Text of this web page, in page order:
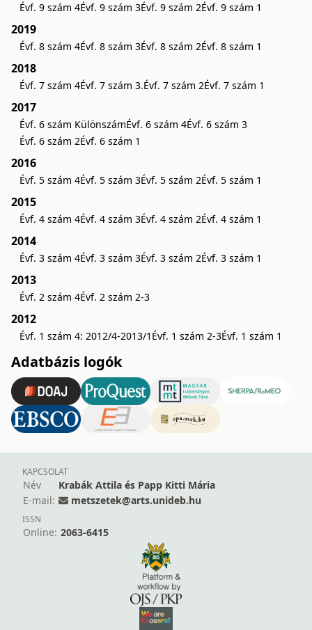
Évf. 9 szám 4Évf. 9 szám 3Évf. 9 szám 2Évf. 9 szám 1
2019
Évf. 8 szám 4Évf. 8 szám 3Évf. 8 szám 2Évf. 8 szám 1
2018
Évf. 7 szám 4Évf. 7 szám 3.Évf. 7 szám 2Évf. 7 szám 1
2017
Évf. 6 szám KülönszámÉvf. 6 szám 4Évf. 6 szám 3
Évf. 6 szám 2Évf. 6 szám 1
2016
Évf. 5 szám 4Évf. 5 szám 3Évf. 5 szám 2Évf. 5 szám 1
2015
Évf. 4 szám 4Évf. 4 szám 3Évf. 4 szám 2Évf. 4 szám 1
2014
Évf. 3 szám 4Évf. 3 szám 3Évf. 3 szám 2Évf. 3 szám 1
2013
Évf. 2 szám 4Évf. 2 szám 2-3
2012
Évf. 1 szám 4: 2012/4-2013/1 Évf. 1 szám 2-3Évf. 1 szám 1
Adatbázis logók
KAPCSOLAT
Név
Krabák Attila és Papp Kitti Mária
E-mail:
metszetek@arts.unideb.hu
ISSN
Online: 2063-6415